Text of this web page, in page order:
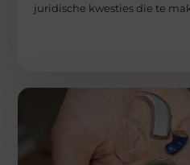
juridische kwesties die te